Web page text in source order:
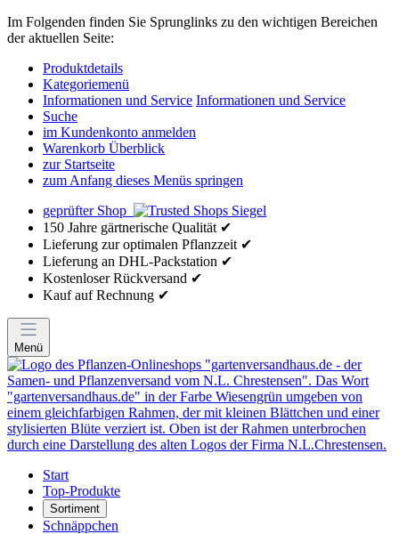
Im Folgenden finden Sie Sprunglinks zu den wichtigen Bereichen
der aktuellen Seite:
Produktdetails
Kategoriemenü
Informationen und Service Informationen und Service
Suche
im Kundenkonto anmelden
Warenkorb Überblick
zur Startseite
zum Anfang dieses Menüs springen
geprüfter Shop
150 Jahre gärtnerische Qualität ✔
Lieferung zur optimalen Pflanzzeit ✔
Lieferung an DHL-Packstation ✔
Kostenloser Rückversand ✔
Kauf auf Rechnung ✔
Menü
Start
Top-Produkte
Sortiment
Schnäppchen